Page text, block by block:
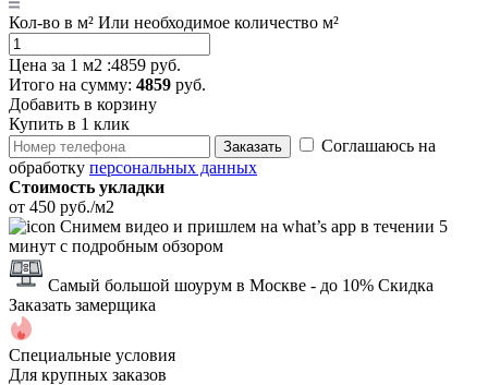
Кол-во в м² Или необходимое количество м²
Цена за 1 м2 :4859 руб.
Итого на сумму: 4859 руб.
Добавить в корзину
Купить в 1 клик
Заказать
Соглашаюсь на
обработку персональных данных
Стоимость укладки
от 450 руб./м2
Снимем видео и пришлем на what’s app в течении 5
минут с подробным обзором
Самый большой шоурум в Москве - до 10% Скидка
Заказать замерщика
Специальные условия
Для крупных заказов